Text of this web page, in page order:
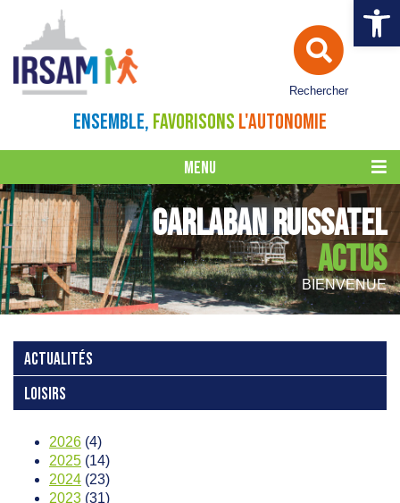
Ouvrir
Rechercher
ENSEMBLE, FAVORISONS L'AUTONOMIE
MENU
GARLABAN RUISSATEL
ACTUS
BIENVENUE
ACTUALITÉS
LOISIRS
2026 (4)
2025 (14)
2024 (23)
2023 (31)